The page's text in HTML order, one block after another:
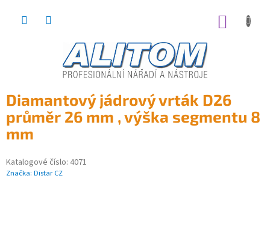
Diamantový jádrový vrták D26
průměr 26 mm , výška segmentu 8
mm
Katalogové číslo: 4071
Značka: Distar CZ